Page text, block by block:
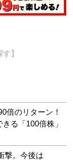
】
倍のリターン！
る「100倍株」
撃。今後は